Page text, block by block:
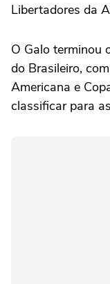
Libertadores da
O Galo terminou
do Brasileiro,
Americana e
classificar para